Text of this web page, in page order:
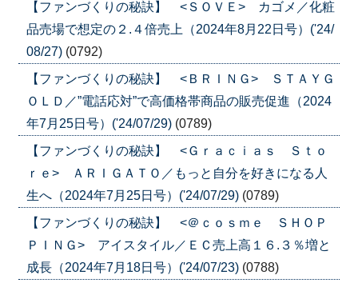
【ファンづくりの秘訣】 <ＳＯＶＥ> カゴメ／化粧
品売場で想定の２.４倍売上（2024年8月22日号）('24/
08/27) (0792)
【ファンづくりの秘訣】 <ＢＲＩＮＧ> ＳＴＡＹＧ
ＯＬＤ／”電話応対”で高価格帯商品の販売促進（2024
年7月25日号）('24/07/29) (0789)
【ファンづくりの秘訣】 <Ｇｒａｃｉａｓ Ｓｔｏ
ｒｅ> ＡＲＩＧＡＴＯ／もっと自分を好きになる人
生へ（2024年7月25日号）('24/07/29) (0789)
【ファンづくりの秘訣】 <＠ｃｏｓｍｅ ＳＨＯＰ
ＰＩＮＧ> アイスタイル／ＥＣ売上高１６.３％増と
成長（2024年7月18日号）('24/07/23) (0788)